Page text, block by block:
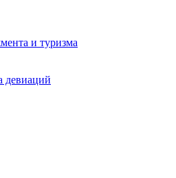
и туризма
девиаций